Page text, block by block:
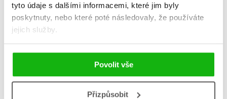
tyto údaje s dalšími informacemi, které jim byly
poskytnuty, nebo které poté následovaly, že používáte
jejich služby.
Povolit vše
Přizpůsobit
Loki: zlý bůh se snaží
polepšit
Do košíku Do košíku